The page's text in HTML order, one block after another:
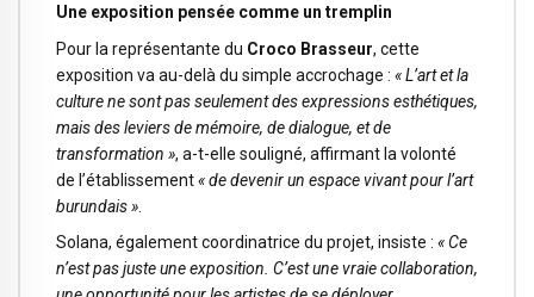
Une exposition pensée comme un tremplin
Pour la représentante du Croco Brasseur, cette
exposition va au-delà du simple accrochage : « L’art et la
culture ne sont pas seulement des expressions esthétiques,
mais des leviers de mémoire, de dialogue, et de
transformation », a-t-elle souligné, affirmant la volonté
de l’établissement« de devenir un espace vivant pour l’art
burundais »
Solana, également coordinatrice du projet, insiste : « Ce
n’est pas juste une exposition. C’est une vraie collaboration,